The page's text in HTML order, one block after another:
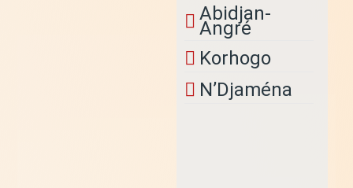
Abidjan-
Angré
Korhogo
N’Djaména